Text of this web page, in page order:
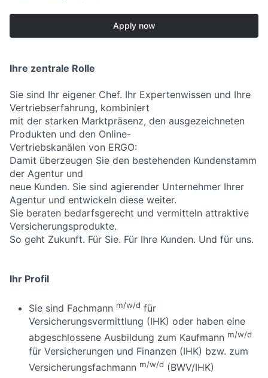
Apply now
Ihre zentrale Rolle
Sie sind Ihr eigener Chef. Ihr Expertenwissen und Ihre
Vertriebserfahrung, kombiniert
mit der starken Marktpräsenz, den ausgezeichneten
Produkten und den Online-
Vertriebskanälen von ERGO:
Damit überzeugen Sie den bestehenden Kundenstamm
der Agentur und
neue Kunden. Sie sind agierender Unternehmer Ihrer
Agentur und entwickeln diese weiter.
Sie beraten bedarfsgerecht und vermitteln attraktive
Versicherungsprodukte.
So geht Zukunft. Für Sie. Für Ihre Kunden. Und für uns.
Ihr Profil
Sie sind Fachmann m/w/d für
Versicherungsvermittlung (IHK) oder haben eine
abgeschlossene Ausbildung zum Kaufmann m/w/d
für Versicherungen und Finanzen (IHK) bzw. zum
Versicherungsfachmann m/w/d (BWV/IHK)